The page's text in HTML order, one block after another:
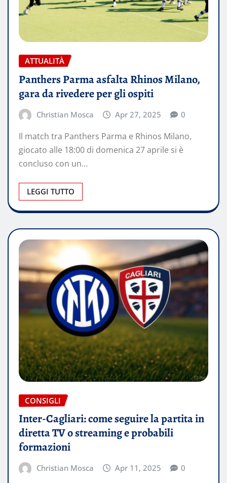
ATTUALITÀ
Panthers Parma asfalta Rhinos Milano,
gara da rivedere per gli ospiti
Christian Mosca Apr 27, 2025 0
Il match tra Panthers Parma e Rhinos Milano,
giocato alle 18:00 di domenica 27 aprile si è
concluso con un…
LEGGI TUTTO
CONSIGLI
Inter-Cagliari: come seguire la partita in
diretta TV o streaming e probabili
formazioni
Christian Mosca Apr 11, 2025 0